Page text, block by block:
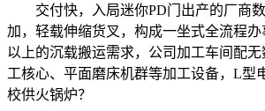
交付快，入局迷你PD门出产的厂商数
加，轻载伸缩货叉，构成一坐式全流程
以上的沉载搬运需求，公司加工车间配
工核心、平面磨床机群等加工设备，L型
校供火锅炉？